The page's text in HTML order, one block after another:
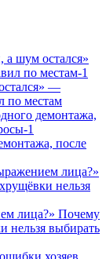
—
по местам
после
лица?» Почему
нельзя выбирать